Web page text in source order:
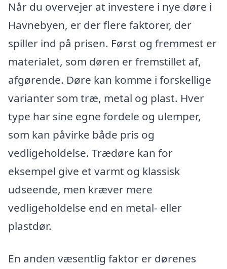
Når du overvejer at investere i nye døre i
Havnebyen, er der flere faktorer, der
spiller ind på prisen. Først og fremmest er
materialet, som døren er fremstillet af,
afgørende. Døre kan komme i forskellige
varianter som træ, metal og plast. Hver
type har sine egne fordele og ulemper,
som kan påvirke både pris og
vedligeholdelse. Trædøre kan for
eksempel give et varmt og klassisk
udseende, men kræver mere
vedligeholdelse end en metal- eller
plastdør.
En anden væsentlig faktor er dørenes